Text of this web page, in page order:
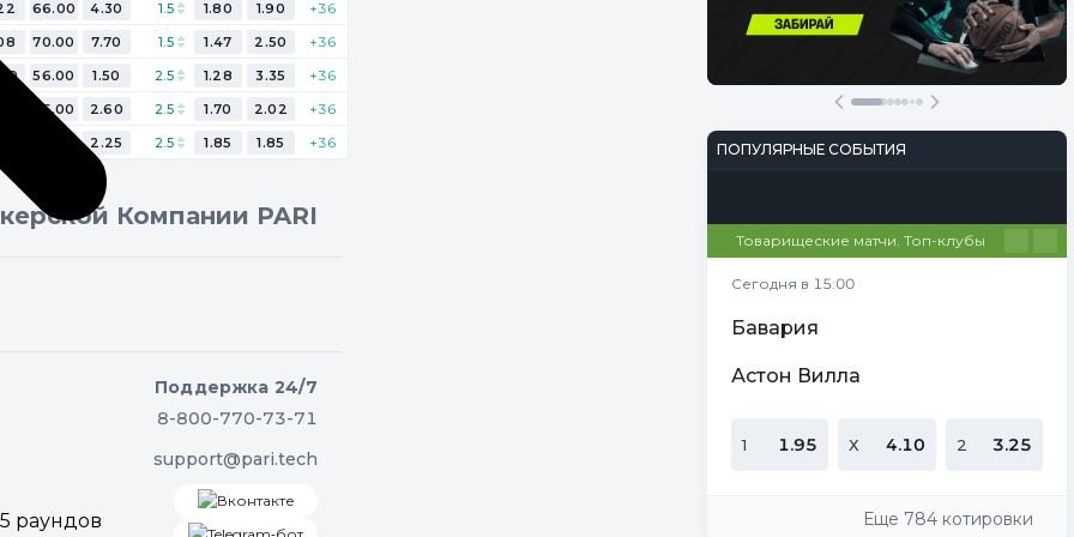
66.00 4.30 1.5 1.80 1.90
+36
70.00 7.70 1.5 1.47 2.50
+36
56.00 1.50 2.5 1.28 3.35
+36
56.00 2.60 2.5 1.70 2.02
+36
2.25 2.5 1.85 1.85 +36
Компании PARI
Поддержка 24/7
8-800-770-73-71
support@pari.tech
Вконтакте
ПОПУЛЯРНЫЕ СОБЫТИЯ
Товарищеские матчи. Топ-клубы
Сегодня в 15:00
Бавария
Астон Вилла
1 1.95 Х 4.10 2 3.25
Еще 784 котировки
раундов